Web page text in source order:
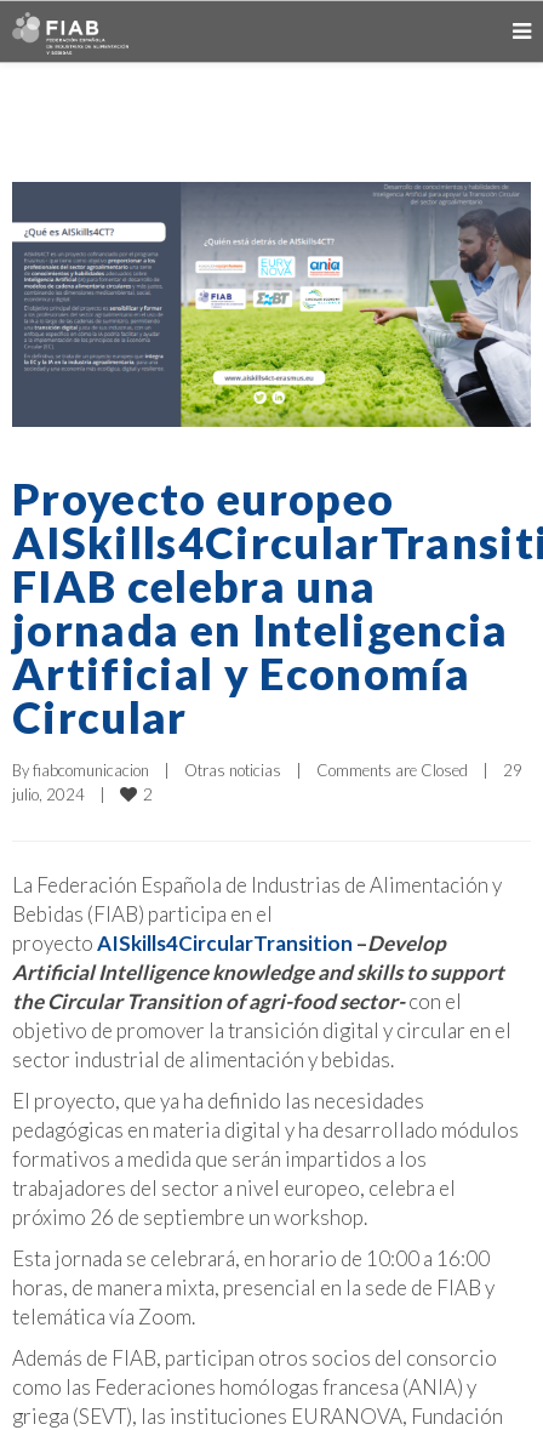
Proyecto europeo
FIAB celebra una
jornada en Inteligencia
Artificial y Economía
Circular
By fiabcomunicacion | Otras noticias | Comments are Closed |
29
julio, 2024
| 2
La Federación Española de Industrias de Alimentación y
Bebidas (FIAB) participa en el
proyectoAISkills4CircularTransition –Develop
Artificial Intelligence knowledge and skills to support
the Circular Transition of agri-food sector-con el
objetivo de promover la transición digital y circular en el
sector industrial de alimentación y bebidas.
El proyecto, que ya ha definido las necesidades
pedagógicas en materia digital y ha desarrollado módulos
formativos a medida que serán impartidos a los
trabajadores del sector a nivel europeo, celebra el
próximo 26 de septiembre un workshop.
Esta jornada se celebrará, en horario de 10:00 a 16:00
horas, de manera mixta, presencial en la sede de FIAB y
telemática vía Zoom.
Además de FIAB, participan otros socios del consorcio
como las Federaciones homólogas francesa (ANIA) y
griega (SEVT), las instituciones EURANOVA, Fundación